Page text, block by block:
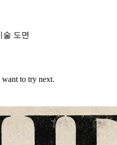
술 도면
to try next.